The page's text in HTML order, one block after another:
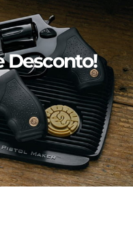
Desconto!